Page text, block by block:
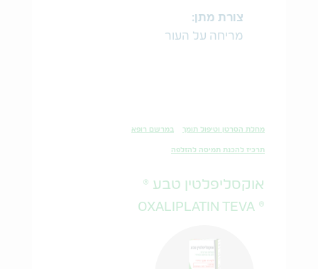
צורת מתן:
מריחה על העור
מחלת הסרטן וטיפול תומך במרשם רופא
תרכיז להכנת תמיסה להזלפה
אוקסליפלטין טבע ®
® OXALIPLATIN TEVA